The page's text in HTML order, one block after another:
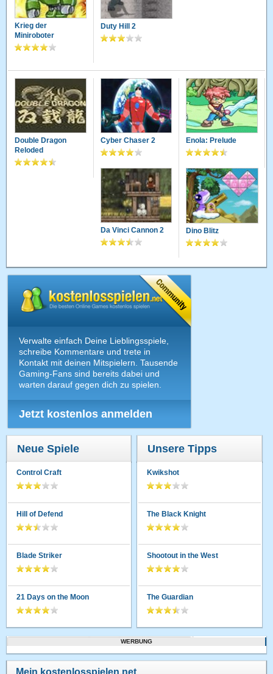
Krieg der
Miniroboter
Duty Hill 2
Double Dragon
Reloded
Cyber Chaser 2 Enola: Prelude
Da Vinci Cannon 2 Dino Blitz
Verwalte einfach Deine Lieblingsspiele,
schreibe Kommentare und trete in
Kontakt mit deinen Mitspielern. Tausende
Gaming-Fans sind bereits dabei und
warten darauf gegen dich zu spielen.
Jetzt kostenlos anmelden
Neue Spiele
Control Craft
Hill of Defend
Blade Striker
21 Days on the Moon
Unsere Tipps
Kwikshot
The Black Knight
Shootout in the West
The Guardian
WERBUNG